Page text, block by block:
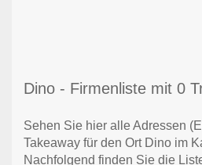
Dino - Firmenliste mit 0
Sehen Sie hier alle Adressen
Takeaway für den Ort Dino im
Nachfolgend finden Sie die